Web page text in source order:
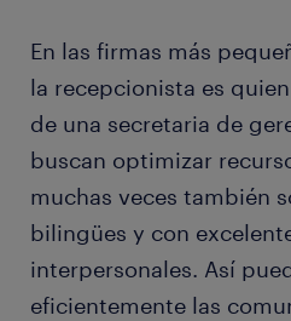
En las firmas más
la recepcionista es
de una secretaria de
buscan optimizar
muchas veces también
bilingües y con
interpersonales. Así
eficientemente las